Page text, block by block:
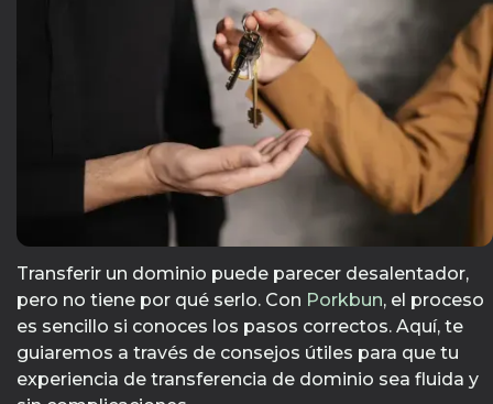
Transferir un dominio puede parecer desalentador,
pero no tiene por qué serlo. Con Porkbun, el proceso
es sencillo si conoces los pasos correctos. Aquí, te
guiaremos a través de consejos útiles para que tu
experiencia de transferencia de dominio sea fluida y